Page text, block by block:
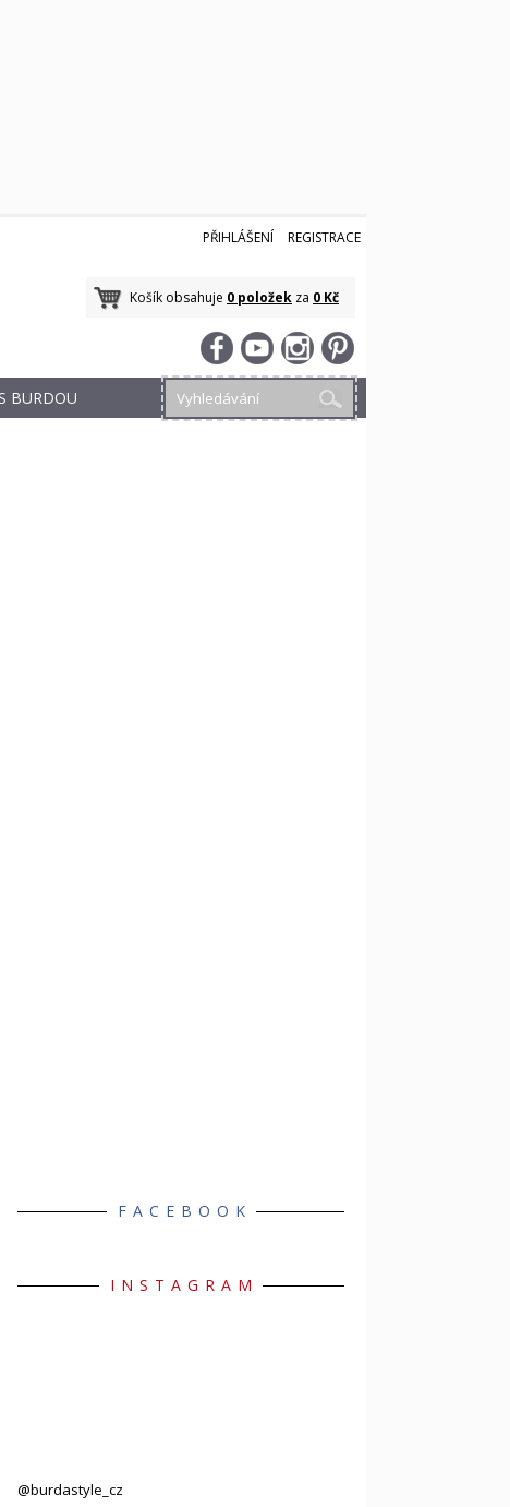
PŘIHLÁŠENÍ REGISTRACE
Košík obsahuje 0 položek za 0 Kč
BURDOU
FACEBOOK
INSTAGRAM
@burdastyle_cz